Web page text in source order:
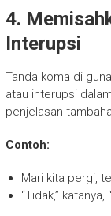
4.
Interupsi
Tanda koma di
atau interupsi
penjelasan
Contoh:
Mari kita pergi,
“Tidak,”